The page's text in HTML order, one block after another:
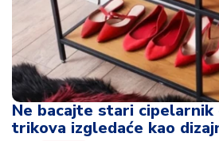
Ne bacajte stari cipelarnik
trikova izgledaće kao